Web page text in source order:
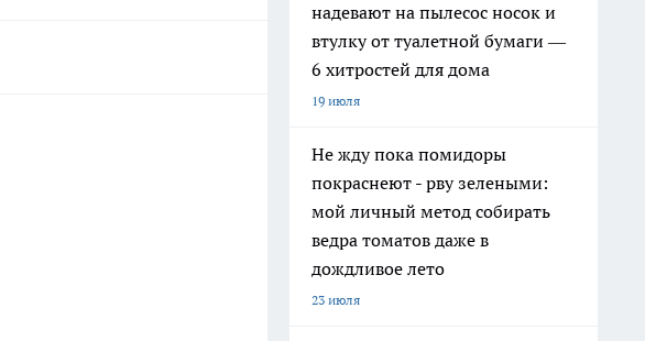
надевают на пылесос носок и
втулку от туалетной бумаги —
6 хитростей для дома
19 июля
Не жду пока помидоры
покраснеют - рву зелеными:
мой личный метод собирать
ведра томатов даже в
дождливое лето
23 июля